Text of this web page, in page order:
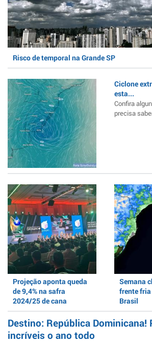
Risco de temporal na Grande SP
Ciclone
esta...
Confira
precisa
Projeção aponta queda
de 9,4% na safra
2024/25 de cana
Semana
frente
Brasil
Destino: República Dominicana!
incríveis o ano todo